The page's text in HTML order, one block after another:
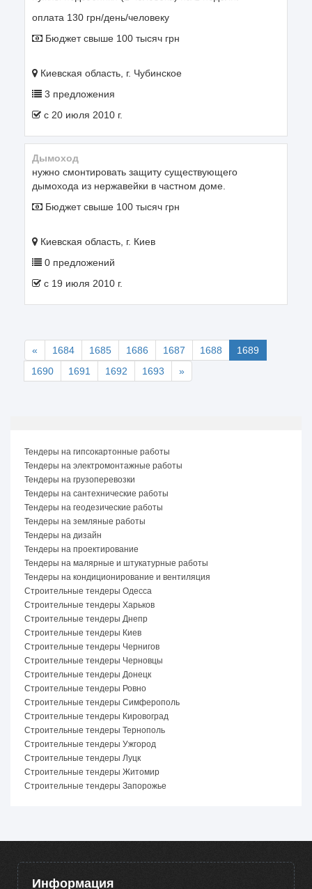
оплата 130 грн/день/человеку
Бюджет свыше 100 тысяч грн
Киевская область, г. Чубинское
3 предложения
c 20 июля 2010 г.
дымоход
нужно смонтировать защиту существующего
дымохода из нержавейки в частном доме.
Бюджет свыше 100 тысяч грн
Киевская область, г. Киев
0 предложений
c 19 июля 2010 г.
« 1684 1685 1686 1687 1688
1689
1690
1691 1692 1693 »
Тендеры на гипсокартонные работы
Тендеры на электромонтажные работы
Тендеры на грузоперевозки
Тендеры на сантехнические работы
Тендеры на геодезические работы
Тендеры на земляные работы
Тендеры на дизайн
Тендеры на проектирование
Тендеры на малярные и штукатурные работы
Тендеры на кондиционирование и вентиляция
Строительные тендеры Одесса
Строительные тендеры Харьков
Строительные тендеры Днепр
Строительные тендеры Киев
Строительные тендеры Чернигов
Строительные тендеры Черновцы
Строительные тендеры Донецк
Строительные тендеры Ровно
Строительные тендеры Симферополь
Строительные тендеры Кировоград
Строительные тендеры Тернополь
Строительные тендеры Ужгород
Строительные тендеры Луцк
Строительные тендеры Житомир
Строительные тендеры Запорожье
Информация